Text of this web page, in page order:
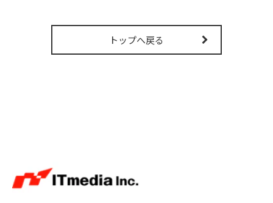
トップへ戻る